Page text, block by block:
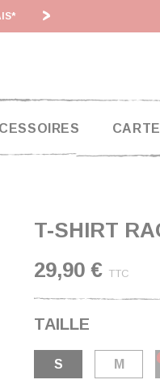
HF 26 : DÉLAIS
T-SHIRT
29,90 € TTC
TAILLE
S M